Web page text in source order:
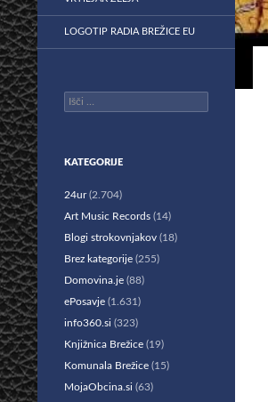
LOGOTIP RADIA BREŽICE EU
Išči:
KATEGORIJE
24ur(2.704)
Art Music Records (14)
Blogi strokovnjakov (18)
Brez kategorije (255)
Domovina.je (88)
ePosavje (1.631)
info360.si (323)
Knjižnica Brežice (19)
Komunala Brežice (15)
MojaObcina.si (63)